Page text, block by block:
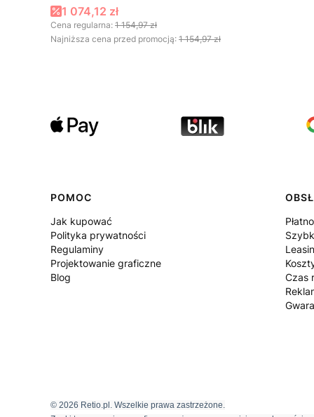
Cena promocyjna
1 074,12 zł
Cena regularna: 1 154,97 zł
Najniższa cena przed promocją: 1 154,97 zł
POMOC
Jak kupować
Polityka prywatności
Regulaminy
Projektowanie graficzne
Blog
Czas
© 2026 Retio.pl. Wszelkie prawa zastrzeżone.